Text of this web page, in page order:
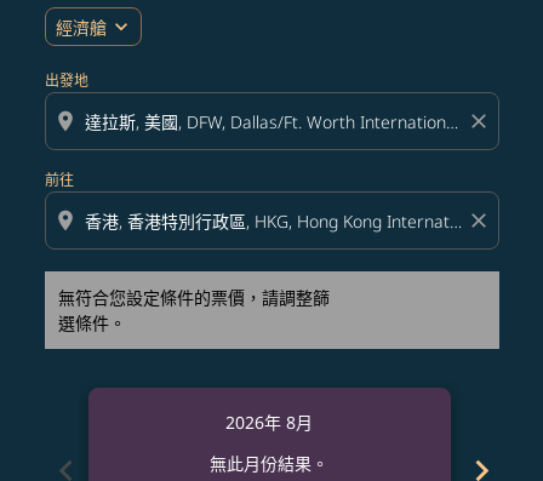
經濟艙 expand_more
出發地
location_on close
前往
location_on close
無符合您設定條件的票價，請調整篩
選條件。
chevron_left
2026年 8月
無此月份結果。
chevron_right